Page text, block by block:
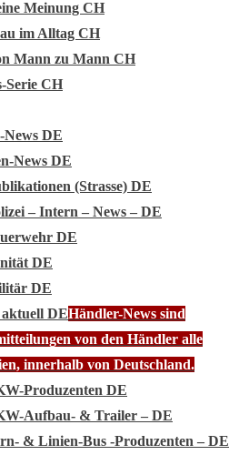
Meinung CH
im Alltag CH
Mann zu Mann CH
Serie CH
News DE
News DE
(Strasse) DE
– Intern – News – DE
DE
DE
DE
DEHändler-News sind
von den Händler alle
innerhalb von Deutschland.
Produzenten DE
Aufbau- & Trailer – DE
& Linien-Bus -Produzenten – DE